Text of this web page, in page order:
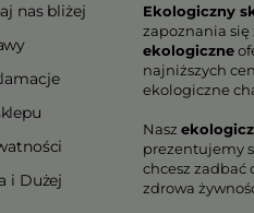
nas bliżej
i Dużej
Ekologiczny
zapoznania się
ekologiczne
najniższych
ekologiczne
Nasz
prezentujemy
chcesz zadbać
zdrowa